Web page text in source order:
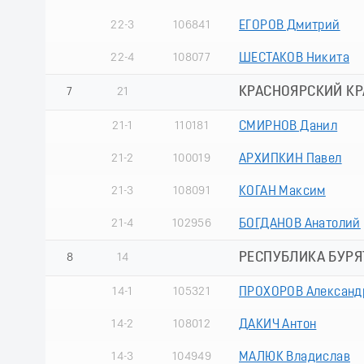
22-3 106841 ЕГОРОВ Дмитрий
22-4 108077 ШЕСТАКОВ Никита
7 21 КРАСНОЯРСКИЙ
21-1 110181 СМИРНОВ Данил
21-2 100019 АРХИПКИН Павел
21-3 108091 КОГАН Максим
21-4 102956 БОГДАНОВ Анатолий
8 14 РЕСПУБЛИКА
14-1 105321 ПРОХОРОВ
14-2 108012 ДАКИЧ Антон
14-3 104949 МАЛЮК Владислав